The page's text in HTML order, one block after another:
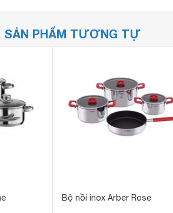
SẢN PHẨM TƯƠNG TỰ
Bộ nồi inox Arber Rose